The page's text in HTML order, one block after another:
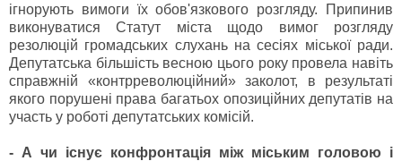
ігнорують вимоги їх обов'язкового розгляду. Припинив
виконуватися Статут міста щодо вимог розгляду
резолюцій громадських слухань на сесіях міської ради.
Депутатська більшість весною цього року провела навіть
справжній «контрреволюційний» заколот, в результаті
якого порушені права багатьох опозиційних депутатів на
участь у роботі депутатських комісій.
- А чи існує конфронтація між міським головою і